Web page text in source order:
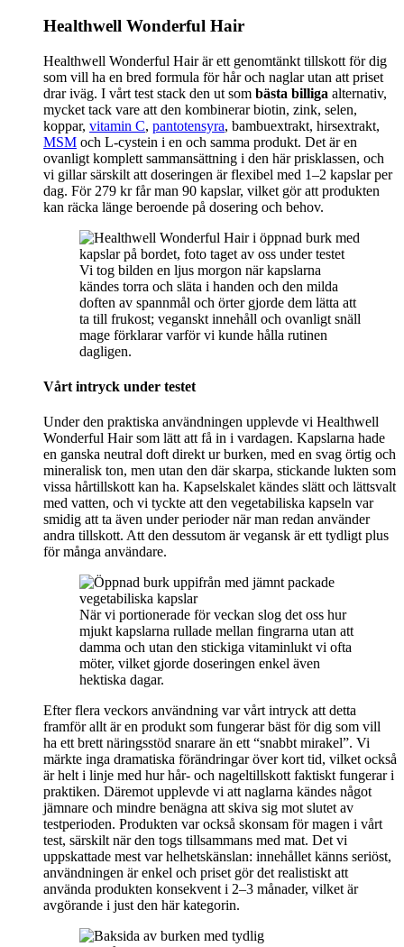
Healthwell Wonderful Hair
Healthwell Wonderful Hair är ett genomtänkt tillskott för dig
som vill ha en bred formula för hår och naglar utan att priset
drar iväg. I vårt test stack den ut som bästa billiga alternativ,
mycket tack vare att den kombinerar biotin, zink, selen,
koppar, vitamin C, pantotensyra, bambuextrakt, hirsextrakt,
MSM och L-cystein i en och samma produkt. Det är en
ovanligt komplett sammansättning i den här prisklassen, och
vi gillar särskilt att doseringen är flexibel med 1–2 kapslar per
dag. För 279 kr får man 90 kapslar, vilket gör att produkten
kan räcka länge beroende på dosering och behov.
Vi tog bilden en ljus morgon när kapslarna
kändes torra och släta i handen och den milda
doften av spannmål och örter gjorde dem lätta att
ta till frukost; veganskt innehåll och ovanligt snäll
mage förklarar varför vi kunde hålla rutinen
dagligen.
Vårt intryck under testet
Under den praktiska användningen upplevde vi Healthwell
Wonderful Hair som lätt att få in i vardagen. Kapslarna hade
en ganska neutral doft direkt ur burken, med en svag örtig och
mineralisk ton, men utan den där skarpa, stickande lukten som
vissa hårtillskott kan ha. Kapselskalet kändes slätt och lättsvalt
med vatten, och vi tyckte att den vegetabiliska kapseln var
smidig att ta även under perioder när man redan använder
andra tillskott. Att den dessutom är vegansk är ett tydligt plus
för många användare.
När vi portionerade för veckan slog det oss hur
mjukt kapslarna rullade mellan fingrarna utan att
damma och utan den stickiga vitaminlukt vi ofta
möter, vilket gjorde doseringen enkel även
hektiska dagar.
Efter flera veckors användning var vårt intryck att detta
framför allt är en produkt som fungerar bäst för dig som vill
ha ett brett näringsstöd snarare än ett “snabbt mirakel”. Vi
märkte inga dramatiska förändringar över kort tid, vilket också
är helt i linje med hur hår- och nageltillskott faktiskt fungerar i
praktiken. Däremot upplevde vi att naglarna kändes något
jämnare och mindre benägna att skiva sig mot slutet av
testperioden. Produkten var också skonsam för magen i vårt
test, särskilt när den togs tillsammans med mat. Det vi
uppskattade mest var helhetskänslan: innehållet känns seriöst,
användningen är enkel och priset gör det realistiskt att
använda produkten konsekvent i 2–3 månader, vilket är
avgörande i just den här kategorin.